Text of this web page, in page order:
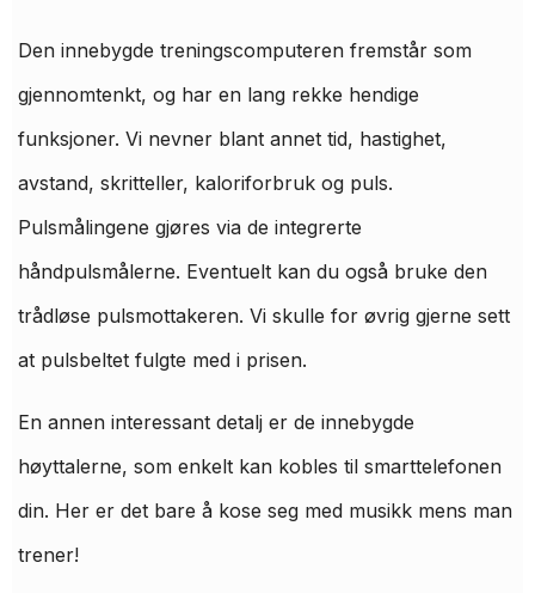
Den innebygde treningscomputeren fremstår som
gjennomtenkt, og har en lang rekke hendige
funksjoner. Vi nevner blant annet tid, hastighet,
avstand, skritteller, kaloriforbruk og puls.
Pulsmålingene gjøres via de integrerte
håndpulsmålerne. Eventuelt kan du også bruke den
trådløse pulsmottakeren. Vi skulle for øvrig gjerne sett
at pulsbeltet fulgte med i prisen.
En annen interessant detalj er de innebygde
høyttalerne, som enkelt kan kobles til smarttelefonen
din. Her er det bare å kose seg med musikk mens man
trener!